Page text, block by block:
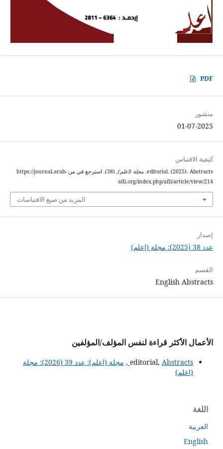
PDF
منشور
01-07-2025
كيفية الاقتباس
editorial. (2025). Abstracts. مجلة (اعلم)
, (38). استرجع في من https://journal.arab-
afli.org/index.php/afli/article/view/214
المزيد من صيغ الاقتباسات
إصدار
عدد 38 (2025): مجلة (اعلم)
القسم
English Abstracts
الأعمال الأكثر قراءة لنفس المؤلف/المؤلفين
editorial, Abstracts
,
مجلة (اعلم): عدد 39 (2026): مجلة
(اعلم)
اللغة
العربية
English